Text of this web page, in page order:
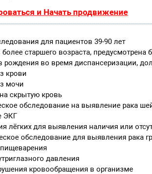
и Начать продвижение
для пациентов 39-90 лет
старшего возраста,
рождения во время диспансеризации,
крови
мочи
скрытую кровь
обследование на выявление рака
ЭКГ
лёгких для выявления наличия или
обследование для выявления рака
давления
кровообращения в организме